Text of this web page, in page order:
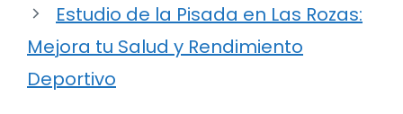
Estudio de la Pisada en Las Rozas:
Mejora tu Salud y Rendimiento
Deportivo